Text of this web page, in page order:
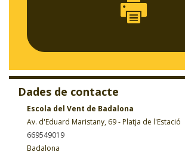
Dades de contacte
Escola del Vent de Badalona
Av. d'Eduard Maristany, 69 - Platja de l'Estació
669549019
Badalona